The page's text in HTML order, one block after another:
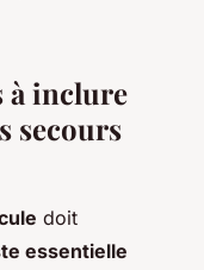
à inclure
secours
doit
essentielle